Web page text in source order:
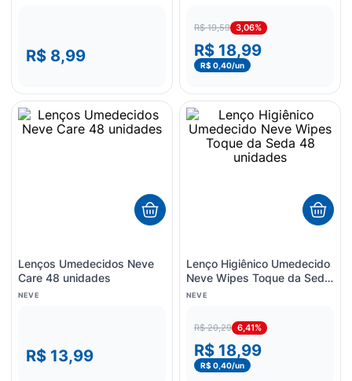
R$ 8,99
R$ 19,59 3,06%
R$ 18,99
R$ 0,40/un
Lenços Umedecidos Neve
Care 48 unidades
NEVE
R$ 13,99
Lenço Higiênico Umedecido
Neve Wipes Toque da Seda
48 unidades
NEVE
R$ 20,29 6,41%
R$ 18,99
R$ 0,40/un